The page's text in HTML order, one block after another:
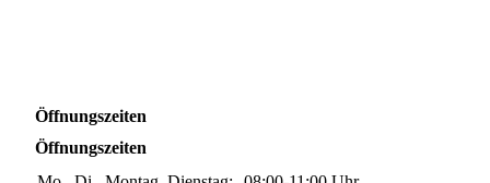
Öffnungszeiten
Öffnungszeiten